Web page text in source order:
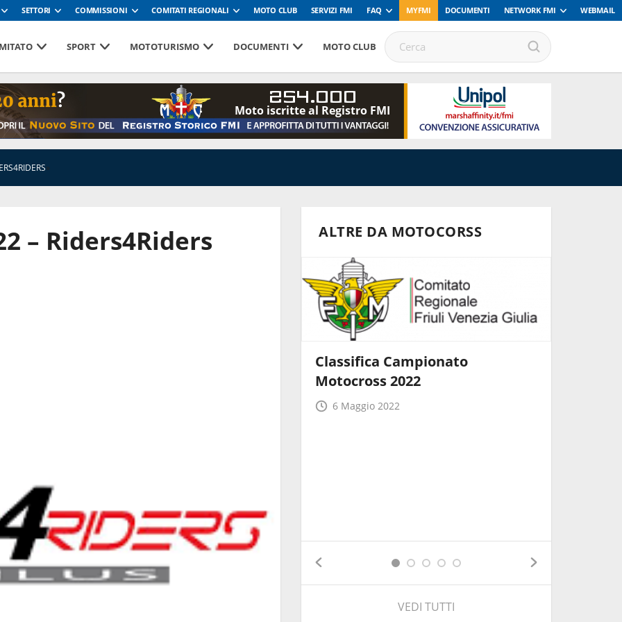
SETTORI COMMISSIONI COMITATI REGIONALI MOTO CLUB SERVIZI FMI FAQ MYFMI DOCUMENTI NETWORK FMI WEBMAIL
SPORT MOTOTURISMO DOCUMENTI MOTO CLUB
254.000
Moto iscritte al Registro FMI
»
– Riders4Riders ALTRE DA MOTOCORSS
Classifica Campionato
Motocross 2022
6 Maggio 2022
VEDI TUTTI